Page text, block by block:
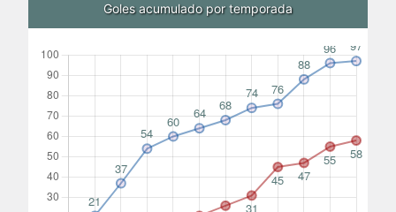
Goles acumulado por temporada